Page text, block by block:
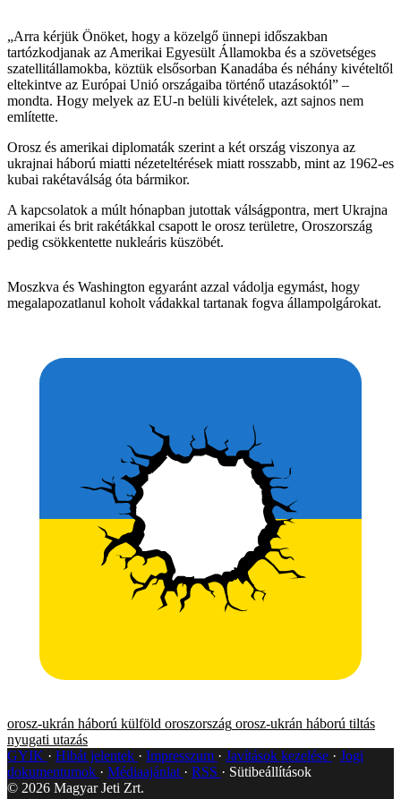
„Arra kérjük Önöket, hogy a közelgő ünnepi időszakban
tartózkodjanak az Amerikai Egyesült Államokba és a szövetséges
szatellitállamokba, köztük elsősorban Kanadába és néhány kivételtől
eltekintve az Európai Unió országaiba történő utazásoktól” –
mondta. Hogy melyek az EU-n belüli kivételek, azt sajnos nem
említette.
Orosz és amerikai diplomaták szerint a két ország viszonya az
ukrajnai háború miatti nézeteltérések miatt rosszabb, mint az 1962-es
kubai rakétaválság óta bármikor.
A kapcsolatok a múlt hónapban jutottak válságpontra, mert Ukrajna
amerikai és brit rakétákkal csapott le orosz területre, Oroszország
pedig csökkentette nukleáris küszöbét.
Moszkva és Washington egyaránt azzal vádolja egymást, hogy
megalapozatlanul koholt vádakkal tartanak fogva állampolgárokat.
orosz-ukrán háború külföld oroszország orosz-ukrán háború tiltás
nyugati utazás
GYIK
Hibát jelentek Impresszum Javítások kezelése
Jogi
dokumentumok
Médiaajánlat RSS
Sütibeállítások
© 2026 Magyar Jeti Zrt.